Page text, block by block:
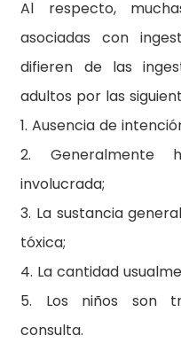
Al respecto,
asociadas con
difieren de las
adultos por las
1. Ausencia de
2. Generalmente
involucrada;
3. La sustancia
tóxica;
4. La cantidad
5. Los niños son
consulta.